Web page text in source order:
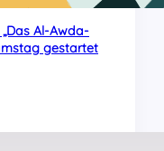
Al-Awda-
gestartet